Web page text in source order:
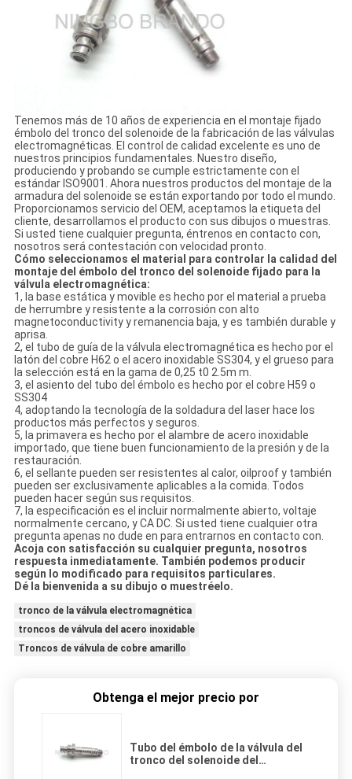
Tenemos más de 10 años de experiencia en el montaje fijado
émbolo del tronco del solenoide de la fabricación de las válvulas
electromagnéticas. El control de calidad excelente es uno de
nuestros principios fundamentales. Nuestro diseño,
produciendo y probando se cumple estrictamente con el
estándar ISO9001. Ahora nuestros productos del montaje de la
armadura del solenoide se están exportando por todo el mundo.
Proporcionamos servicio del OEM, aceptamos la etiqueta del
cliente, desarrollamos el producto con sus dibujos o muestras.
Si usted tiene cualquier pregunta, éntrenos en contacto con,
nosotros será contestación con velocidad pronto.
Cómo seleccionamos el material para controlar la calidad del
montaje del émbolo del tronco del solenoide fijado para la
válvula electromagnética:
1, la base estática y movible es hecho por el material a prueba
de herrumbre y resistente a la corrosión con alto
magnetoconductivity y remanencia baja, y es también durable y
aprisa.
2, el tubo de guía de la válvula electromagnética es hecho por el
latón del cobre H62 o el acero inoxidable SS304, y el grueso para
la selección está en la gama de 0,25 t0 2.5m m.
3, el asiento del tubo del émbolo es hecho por el cobre H59 o
SS304
4, adoptando la tecnología de la soldadura del laser hace los
productos más perfectos y seguros.
5, la primavera es hecho por el alambre de acero inoxidable
importado, que tiene buen funcionamiento de la presión y de la
restauración.
6, el sellante pueden ser resistentes al calor, oilproof y también
pueden ser exclusivamente aplicables a la comida. Todos
pueden hacer según sus requisitos.
7, la especificación es el incluir normalmente abierto, voltaje
normalmente cercano, y CA DC. Si usted tiene cualquier otra
pregunta apenas no dude en para entrarnos en contacto con.
Acoja con satisfacción su cualquier pregunta, nosotros
respuesta inmediatamente. También podemos producir
según lo modificado para requisitos particulares.
Dé la bienvenida a su dibujo o muestréelo.
tronco de la válvula electromagnética
troncos de válvula del acero inoxidable
Troncos de válvula de cobre amarillo
Obtenga el mejor precio por
Tubo del émbolo de la válvula del
tronco del solenoide del